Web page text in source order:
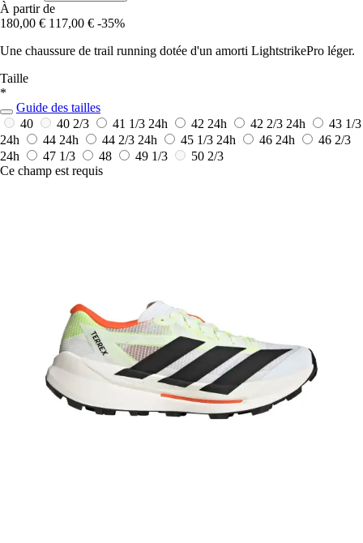
À partir de
180,00 € 117,00 € -35%
Une chaussure de trail running dotée d'un amorti LightstrikePro léger.
Taille
*
Guide des tailles
40
40 2/3 41 1/3 24h 42 24h 42 2/3 24h
43 1/3
24h
44 24h 44 2/3 24h 45 1/3 24h 46 24h
46 2/3
24h
47 1/3 48 49 1/3
50 2/3
Ce champ est requis